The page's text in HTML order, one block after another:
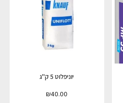
יוניפלוט 5 ק"ג
₪40.00